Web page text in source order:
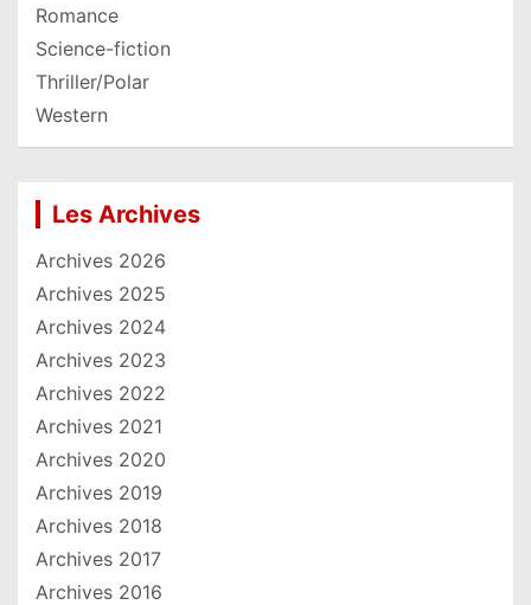
Romance
Science-fiction
Thriller/Polar
Western
Les Archives
Archives 2026
Archives 2025
Archives 2024
Archives 2023
Archives 2022
Archives 2021
Archives 2020
Archives 2019
Archives 2018
Archives 2017
Archives 2016